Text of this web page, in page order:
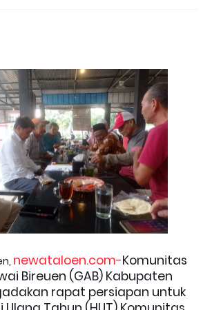
newataloen.com-Komunitas
Bireuen (GAB) Kabupaten
rapat persiapan untuk